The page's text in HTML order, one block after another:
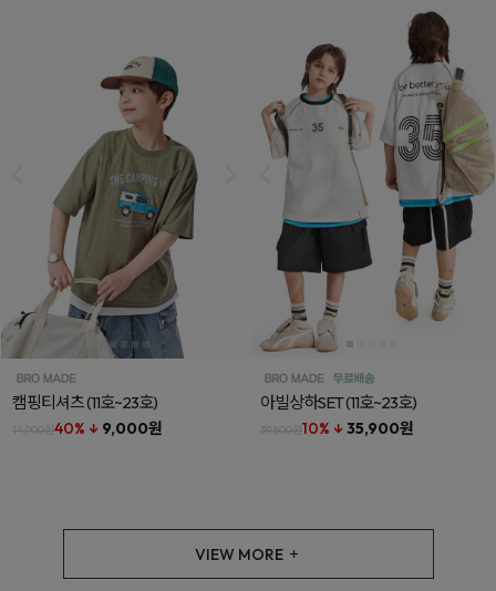
캠핑티셔츠(11호~23호)
14,900원40% ↓ 9,000원
아빌상하SET(11호~23호)
39,800원10% ↓ 35,900원
VIEW MORE